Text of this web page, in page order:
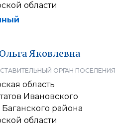
области
ОльгаЯковлевна
ОРГАН ПОСЕЛЕНИЯ
область
Ивановского
Баганского района
области